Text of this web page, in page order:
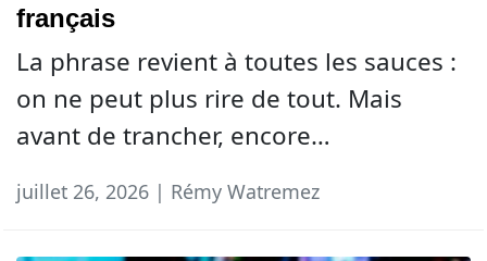
français
La phrase revient à toutes les sauces :
on ne peut plus rire de tout. Mais
avant de trancher, encore…
juillet 26, 2026 | Rémy Watremez